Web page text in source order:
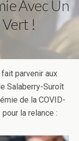
Avec Un
!
parvenir aux
Salaberry-Suroît
de la COVID-
la relance :